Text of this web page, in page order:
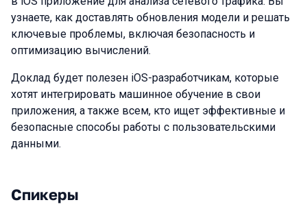
узнаете, как доставлять обновления модели и решать
ключевые проблемы, включая безопасность и
оптимизацию вычислений.
Доклад будет полезен iOS-разработчикам, которые
хотят интегрировать машинное обучение в свои
приложения, а также всем, кто ищет эффективные и
безопасные способы работы с пользовательскими
данными.
Спикеры